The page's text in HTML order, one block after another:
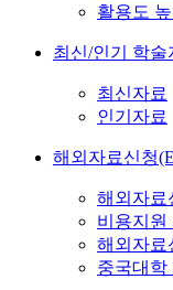
활용도
최신/인기 학술
최신자료
인기자료
해외자료신청
해외자료
비용지원
해외자료
중국대학